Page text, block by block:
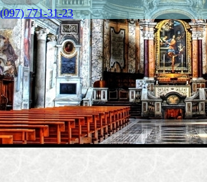
(097) 771-31-23